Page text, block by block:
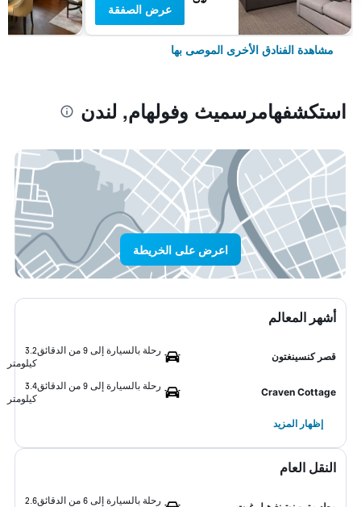
عرض الصفقة
مشاهدة الفنادق الأخرى الموصى بها
استكشفهامرسميث وفولهام, لندن
اعرض على الخريطة
أشهر المعالم
قصر كنسينغتون
رحلة بالسيارة إلى 9 من الدقائق
3.2
كيلومتر
Craven Cottage
رحلة بالسيارة إلى 9 من الدقائق
3.4
كيلومتر
إظهار المزيد
النقل العام
رحلة بالسيارة إلى 6 من الدقائق
2.6